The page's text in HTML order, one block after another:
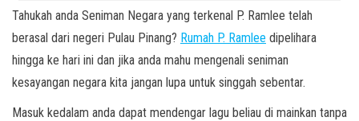
Tahukah anda Seniman Negara yang terkenal P. Ramlee telah
berasal dari negeri Pulau Pinang? Rumah P. Ramlee dipelihara
hingga ke hari ini dan jika anda mahu mengenali seniman
kesayangan negara kita jangan lupa untuk singgah sebentar.
Masuk kedalam anda dapat mendengar lagu beliau di mainkan tanpa